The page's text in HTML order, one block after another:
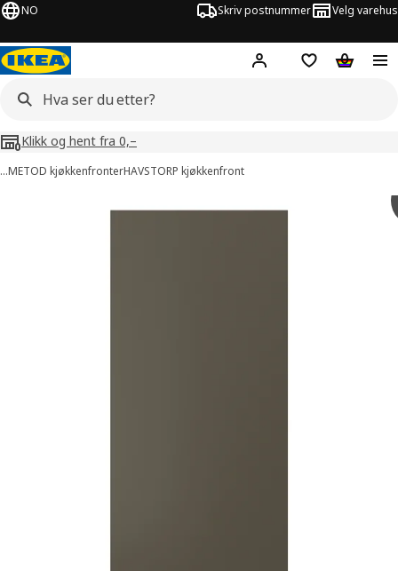
NO Skriv postnummer Velg varehus
Hej! Logg innHuskeliste
Klikk og hent fra 0,–
…METOD kjøkkenfronterHAVSTORP kjøkkenfront